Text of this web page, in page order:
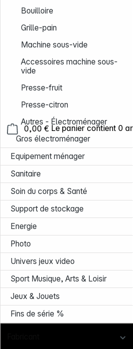
0,00 € Le panier contient 0
Bouilloire
Grille-pain
Machine sous-vide
Accessoires machine sous-
vide
Presse-fruit
Presse-citron
Autres - Électroménager
Gros électroménager
Equipement ménager
Sanitaire
Soin du corps & Santé
Support de stockage
Energie
Photo
Univers jeux video
Sport Musique, Arts & Loisir
Jeux & Jouets
Fins de série %